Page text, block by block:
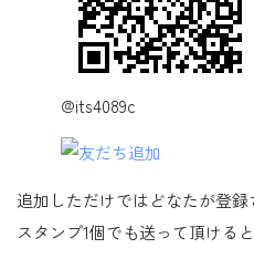
@its4089c
追加しただけではどなたが登録
スタンプ1個でも送って頂ける